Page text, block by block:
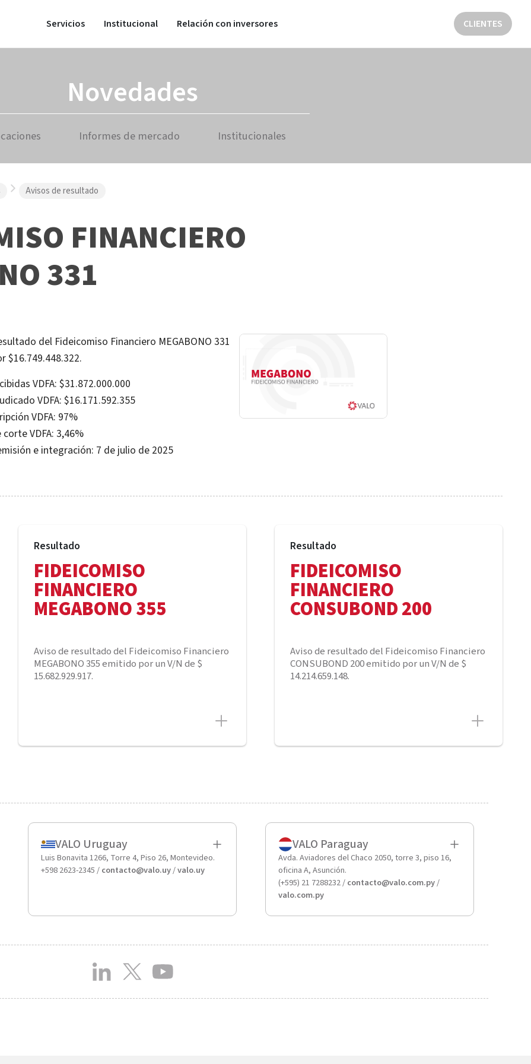
Servicios Institucional Relación con inversores CLIENTES
Novedades
Informes de mercado Institucionales
Avisos de resultado
FINANCIERO
331
del Fideicomiso Financiero MEGABONO 331
$16.749.448.322.
VDFA: $31.872.000.000
VDFA: $16.171.592.355
VDFA: 97%
VDFA: 3,46%
e integración: 7 de julio de 2025
Resultado
FIDEICOMISO
FINANCIERO
MEGABONO 355
Aviso de resultado del Fideicomiso Financiero
MEGABONO 355 emitido por un V/N de $
15.682.929.917.
Resultado
FIDEICOMISO
FINANCIERO
CONSUBOND 200
Aviso de resultado del Fideicomiso Financiero
CONSUBOND 200 emitido por un V/N de $
14.214.659.148.
VALO Uruguay
Luis Bonavita 1266, Torre 4, Piso 26, Montevideo.
+598 2623-2345 /contacto@valo.uy/valo.uy
VALO Paraguay
Avda. Aviadores del Chaco 2050, torre 3, piso 16,
oficina A, Asunción.
(+595) 21 7288232 /contacto@valo.com.py/
valo.com.py